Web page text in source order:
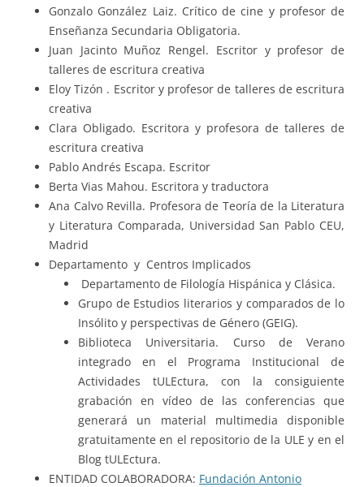
Gonzalo González Laiz. Crítico de cine y profesor de
Enseñanza Secundaria Obligatoria.
Juan Jacinto Muñoz Rengel. Escritor y profesor de
talleres de escritura creativa
Eloy Tizón . Escritor y profesor de talleres de escritura
creativa
Clara Obligado. Escritora y profesora de talleres de
escritura creativa
Pablo Andrés Escapa. Escritor
Berta Vias Mahou. Escritora y traductora
Ana Calvo Revilla. Profesora de Teoría de la Literatura
y Literatura Comparada, Universidad San Pablo CEU,
Madrid
Departamento y Centros Implicados
Departamento de Filología Hispánica y Clásica.
Grupo de Estudios literarios y comparados de lo
Insólito y perspectivas de Género (GEIG).
Biblioteca Universitaria. Curso de Verano
integrado en el Programa Institucional de
Actividades tULEctura, con la consiguiente
grabación en vídeo de las conferencias que
generará un material multimedia disponible
gratuitamente en el repositorio de la ULE y en el
Blog tULEctura.
ENTIDAD COLABORADORA: Fundación Antonio